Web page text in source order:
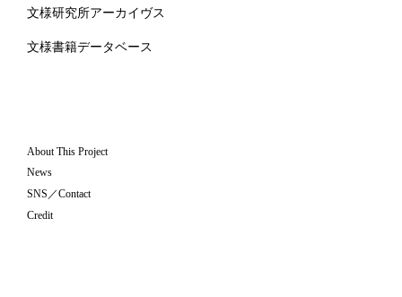
文様研究所アーカイヴス
文様書籍データベース
About This Project
News
SNS／Contact
Credit